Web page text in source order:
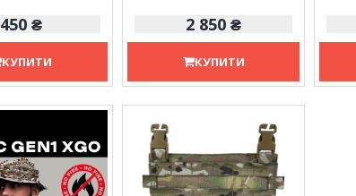
450 ₴
КУПИТИ
2 850 ₴
КУПИТИ